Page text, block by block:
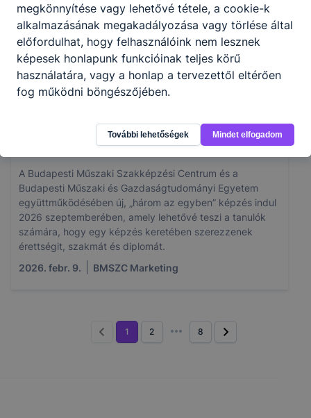
Kiemelkedő eredmény: 21 diák az OSZTV válogatójában
továbbjutott Budapesten
2026. febr. 22.
BMSZC Marketing
„Három az egyben képzés” = Érettségi +
Szakma + Diploma
A Budapesti Műszaki Szakképzési Centrum és a
Budapesti Műszaki és Gazdaságtudományi Egyetem
együttműködésében új, „három az egyben” képzés indul
2026 szeptemberében, amely lehetővé teszi a tanulók
számára, hogy egy képzés keretében szerezzenek
érettségit, szakmát és diplomát.
2026. febr. 9.
BMSZC Marketing
1 2 8
megkönnyítése vagy lehetővé tétele, a cookie-k
alkalmazásának megakadályozása vagy törlése által
előfordulhat, hogy felhasználóink nem lesznek
képesek honlapunk funkcióinak teljes körű
használatára, vagy a honlap a tervezettől eltérően
fog működni böngészőjében.
További lehetőségek Mindet elfogadom